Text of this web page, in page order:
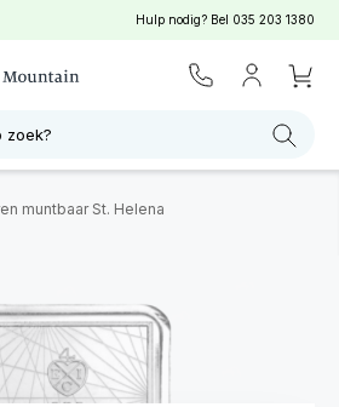
Hulp nodig? Bel 035 203 1380
zoek?
muntbaar St. Helena